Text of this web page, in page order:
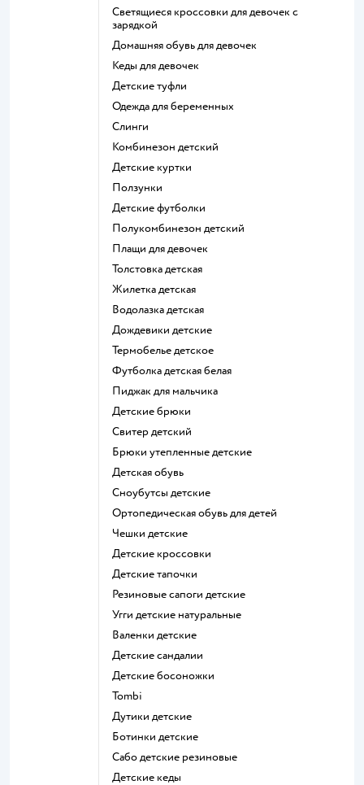
Светящиеся кроссовки для девочек с
зарядкой
Домашняя обувь для девочек
Кеды для девочек
Детские туфли
Одежда для беременных
Слинги
Комбинезон детский
Детские куртки
Ползунки
Детские футболки
Полукомбинезон детский
Плащи для девочек
Толстовка детская
Жилетка детская
Водолазка детская
Дождевики детские
Термобелье детское
Футболка детская белая
Пиджак для мальчика
Детские брюки
Свитер детский
Брюки утепленные детские
Детская обувь
Сноубутсы детские
Ортопедическая обувь для детей
Чешки детские
Детские кроссовки
Детские тапочки
Резиновые сапоги детские
Угги детские натуральные
Валенки детские
Детские сандалии
Детские босоножки
Tombi
Дутики детские
Ботинки детские
Сабо детские резиновые
Детские кеды